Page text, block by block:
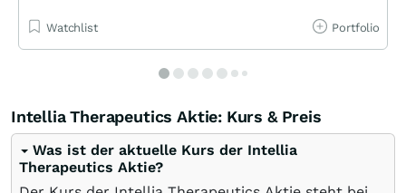
Watchlist Portfolio
Intellia Therapeutics Aktie: Kurs & Preis
Was ist der aktuelle Kurs der Intellia
Therapeutics Aktie?